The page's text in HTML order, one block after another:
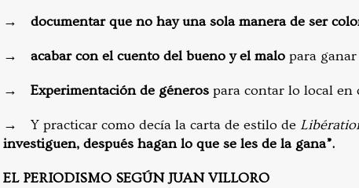
→ documentar que no hay una sola manera de ser
→ acabar con el cuento del bueno y el malo para
→ Experimentación de géneros para contar lo local en
→ Y practicar como decía la carta de estilo de
investiguen, después hagan lo que se les de la gana”.
EL PERIODISMO SEGÚN JUAN VILLORO